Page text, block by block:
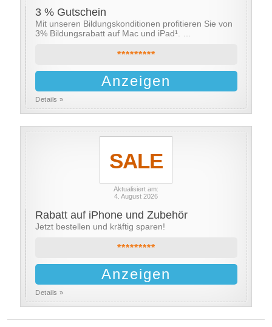
3 % Gutschein
Mit unseren Bildungskonditionen profitieren Sie von
3% Bildungsrabatt auf Mac und iPad¹. …
*********
Anzeigen
Details »
SALE
Aktualisiert am:
4. August 2026
Rabatt auf iPhone und Zubehör
Jetzt bestellen und kräftig sparen!
*********
Anzeigen
Details »